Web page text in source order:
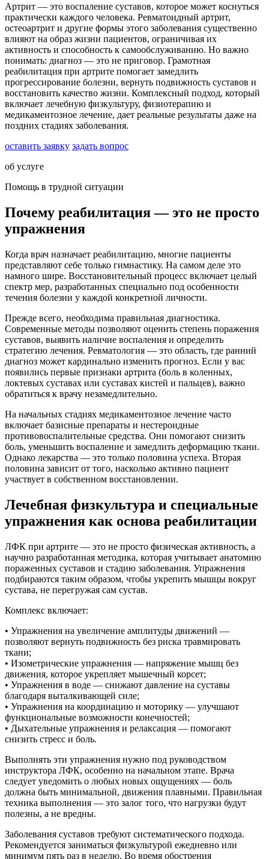
Артрит — это воспаление суставов, которое может коснуться
практически каждого человека. Ревматоидный артрит,
остеоартрит и другие формы этого заболевания существенно
влияют на образ жизни пациентов, ограничивая их
активность и способность к самообслуживанию. Но важно
понимать: диагноз — это не приговор. Грамотная
реабилитация при артрите помогает замедлить
прогрессирование болезни, вернуть подвижность суставов и
восстановить качество жизни. Комплексный подход, который
включает лечебную физкультуру, физиотерапию и
медикаментозное лечение, дает реальные результаты даже на
поздних стадиях заболевания.
оставить заявку задать вопрос
об услуге
Помощь в трудной ситуации
Почему реабилитация — это не просто
упражнения
Когда врач назначает реабилитацию, многие пациенты
представляют себе только гимнастику. На самом деле это
намного шире. Восстановительный процесс включает целый
спектр мер, разработанных специально под особенности
течения болезни у каждой конкретной личности.
Прежде всего, необходима правильная диагностика.
Современные методы позволяют оценить степень поражения
суставов, выявить наличие воспаления и определить
стратегию лечения. Ревматология — это область, где ранний
диагноз может кардинально изменить прогноз. Если у вас
появились первые признаки артрита (боль в коленных,
локтевых суставах или суставах кистей и пальцев), важно
обратиться к врачу незамедлительно.
На начальных стадиях медикаментозное лечение часто
включает базисные препараты и нестероидные
противовоспалительные средства. Они помогают снизить
боль, уменьшить воспаление и замедлить деформацию ткани.
Однако лекарства — это только половина успеха. Вторая
половина зависит от того, насколько активно пациент
участвует в собственном восстановлении.
Лечебная физкультура и специальные
упражнения как основа реабилитации
ЛФК при артрите — это не просто физическая активность, а
научно разработанная методика, которая учитывает анатомию
пораженных суставов и стадию заболевания. Упражнения
подбираются таким образом, чтобы укрепить мышцы вокруг
сустава, не перегружая сам сустав.
Комплекс включает:
• Упражнения на увеличение амплитуды движений —
позволяют вернуть подвижность без риска травмировать
ткани;
• Изометрические упражнения — напряжение мышц без
движения, которое укрепляет мышечный корсет;
• Упражнения в воде — снижают давление на суставы
благодаря выталкивающей силе;
• Упражнения на координацию и моторику — улучшают
функциональные возможности конечностей;
• Дыхательные упражнения и релаксация — помогают
снизить стресс и боль.
Выполнять эти упражнения нужно под руководством
инструктора ЛФК, особенно на начальном этапе. Врача
следует уведомить о любых новых ощущениях — боль
должна быть минимальной, движения плавными. Правильная
техника выполнения — это залог того, что нагрузки будут
полезны, а не вредны.
Заболевания суставов требуют систематического подхода.
Рекомендуется заниматься физкультурой ежедневно или
минимум пять раз в неделю. Во время обострения